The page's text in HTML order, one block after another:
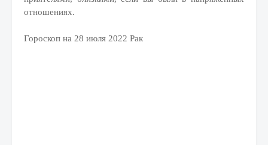
отношениях.
Гороскоп на 28 июля 2022 Рак